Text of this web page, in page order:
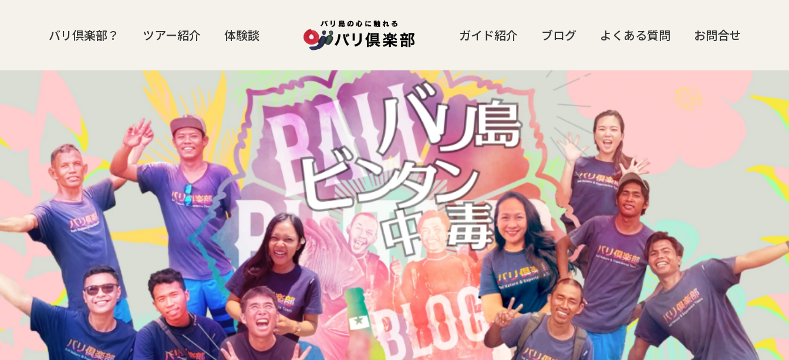
バリ倶楽部？ ツアー紹介 体験談 ガイド紹介 ブログ よくある質問 お問合せ